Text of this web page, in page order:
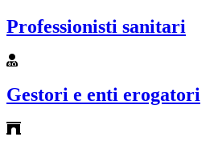
Professionisti sanitari
Gestori e enti erogatori